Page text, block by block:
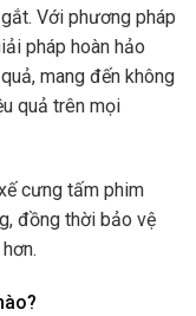
Với phương pháp
pháp hoàn hảo
mang đến không
quả trên mọi
cưng tấm phim
đồng thời bảo vệ